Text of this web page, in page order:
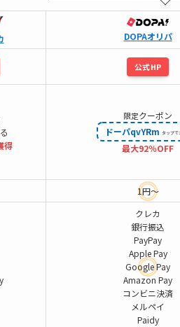
DOPAオリパ
公式HP
得
限定クーポン
ドーパqvYRm
最大92％OFF
1円～
クレカ
銀行振込
PayPay
Apple Pay
Google Pay
Amazon Pay
コンビニ決済
メルペイ
Paidy